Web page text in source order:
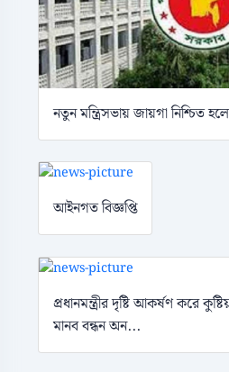
নতুন মন্ত্রিসভায় জায়গা নিশ্চিত
আইনগত বিজ্ঞপ্তি
প্রধানমন্ত্রীর দৃষ্টি আকর্ষণ করে
মানব বন্ধন অন...